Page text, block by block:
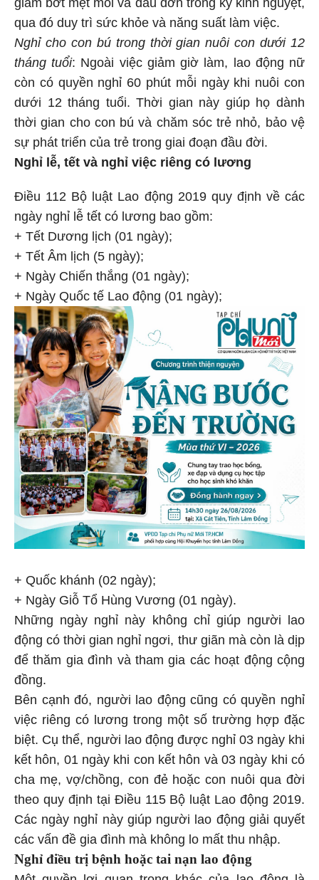
qua đó duy trì sức khỏe và năng suất làm việc.
Nghỉ cho con bú trong thời gian nuôi con dưới 12
tháng tuổi: Ngoài việc giảm giờ làm, lao động nữ
còn có quyền nghỉ 60 phút mỗi ngày khi nuôi con
dưới 12 tháng tuổi. Thời gian này giúp họ dành
thời gian cho con bú và chăm sóc trẻ nhỏ, bảo vệ
sự phát triển của trẻ trong giai đoạn đầu đời.
Nghỉ lễ, tết và nghỉ việc riêng có lương
Điều 112 Bộ luật Lao động 2019 quy định về các
ngày nghỉ lễ tết có lương bao gồm:
+ Tết Dương lịch (01 ngày);
+ Tết Âm lịch (5 ngày);
+ Ngày Chiến thắng (01 ngày);
+ Ngày Quốc tế Lao động (01 ngày);
+ Quốc khánh (02 ngày);
+ Ngày Giỗ Tổ Hùng Vương (01 ngày).
Những ngày nghỉ này không chỉ giúp người lao
động có thời gian nghỉ ngơi, thư giãn mà còn là dịp
để thăm gia đình và tham gia các hoạt động cộng
đồng.
Bên cạnh đó, người lao động cũng có quyền nghỉ
việc riêng có lương trong một số trường hợp đặc
biệt. Cụ thể, người lao động được nghỉ 03 ngày khi
kết hôn, 01 ngày khi con kết hôn và 03 ngày khi có
cha mẹ, vợ/chồng, con đẻ hoặc con nuôi qua đời
theo quy định tại Điều 115 Bộ luật Lao động 2019.
Các ngày nghỉ này giúp người lao động giải quyết
các vấn đề gia đình mà không lo mất thu nhập.
Nghỉ điều trị bệnh hoặc tai nạn lao động
Một quyền lợi quan trọng khác của lao động là